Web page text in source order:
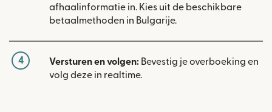
afhaalinformatie in. Kies uit de beschikbare
betaalmethoden in Bulgarije.
4 Versturen en volgen: Bevestig je overboeking en
volg deze in realtime.